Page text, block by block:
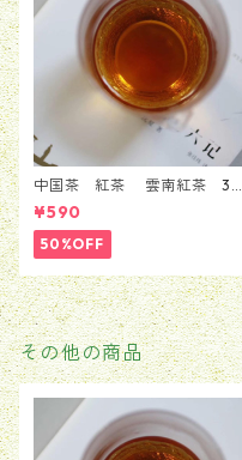
中国茶 紅茶 雲南紅茶 30
ｇ
¥590
50%OFF
その他の商品